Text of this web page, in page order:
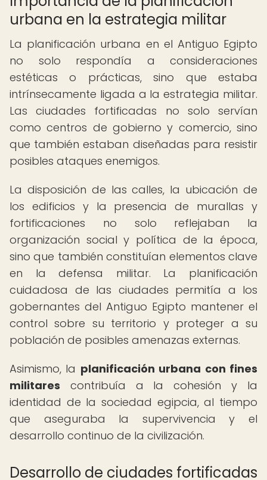
urbana en la estrategia militar
La planificación urbana en el Antiguo Egipto
no solo respondía a consideraciones
estéticas o prácticas, sino que estaba
intrínsecamente ligada a la estrategia militar.
Las ciudades fortificadas no solo servían
como centros de gobierno y comercio, sino
que también estaban diseñadas para resistir
posibles ataques enemigos.
La disposición de las calles, la ubicación de
los edificios y la presencia de murallas y
fortificaciones no solo reflejaban la
organización social y política de la época,
sino que también constituían elementos clave
en la defensa militar. La planificación
cuidadosa de las ciudades permitía a los
gobernantes del Antiguo Egipto mantener el
control sobre su territorio y proteger a su
población de posibles amenazas externas.
Asimismo, la planificación urbana con fines
militares contribuía a la cohesión y la
identidad de la sociedad egipcia, al tiempo
que aseguraba la supervivencia y el
desarrollo continuo de la civilización.
Desarrollo de ciudades fortificadas